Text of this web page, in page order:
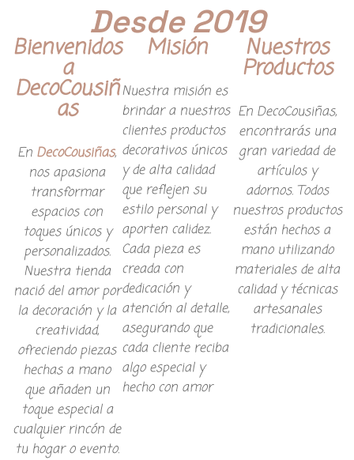
Desde 2019
Bienvenidos
a
DecoCousiñ
as
En DecoCousiñas,
nos apasiona
transformar
espacios con
toques únicos y
personalizados.
Nuestra tienda
nació del amor por
la decoración y la
creatividad,
ofreciendo piezas
hechas a mano
que añaden un
toque especial a
cualquier rincón de
tu hogar o evento.
Misión
Nuestra misión es
brindar a nuestros
clientes productos
decorativos únicos
y de alta calidad
que reflejen su
estilo personal y
aporten calidez.
Cada pieza es
creada con
dedicación y
atención al detalle,
asegurando que
cada cliente reciba
algo especial y
hecho con amor
Nuestros
Productos
En DecoCousiñas,
encontrarás una
gran variedad de
artículos y
adornos. Todos
nuestros productos
están hechos a
mano utilizando
materiales de alta
calidad y técnicas
artesanales
tradicionales.